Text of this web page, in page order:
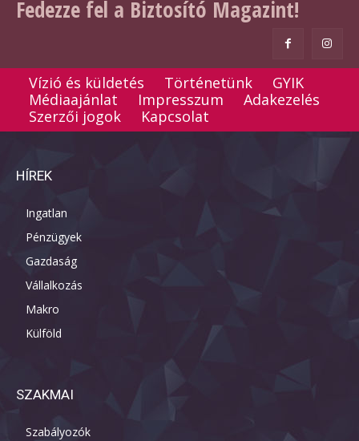
Fedezze fel a Biztosító Magazint!
Vízió és küldetés Történetünk
GYIK
Médiaajánlat
Impresszum
Adakezelés
Szerzői jogok
Kapcsolat
HÍREK
Ingatlan
Pénzügyek
Gazdaság
Vállalkozás
Makro
Külföld
SZAKMAI
Szabályozók